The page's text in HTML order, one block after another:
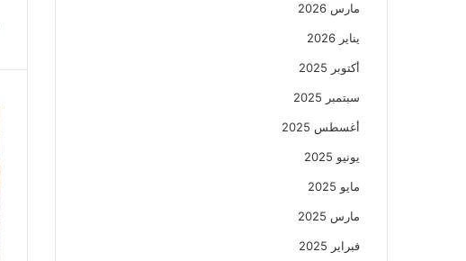
مارس 2026
يناير 2026
أكتوبر 2025
سبتمبر 2025
أغسطس 2025
يونيو 2025
مايو 2025
مارس 2025
فبراير 2025